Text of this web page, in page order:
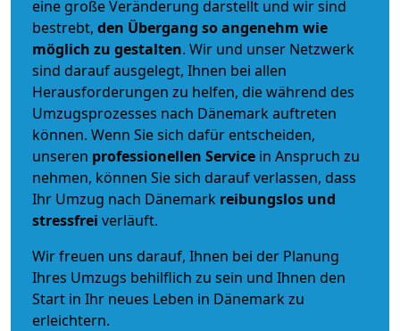
eine große Veränderung darstellt und wir sind
bestrebt, den Übergang so angenehm wie
möglich zu gestalten. Wir und unser Netzwerk
sind darauf ausgelegt, Ihnen bei allen
Herausforderungen zu helfen, die während des
Umzugsprozesses nach Dänemark auftreten
können. Wenn Sie sich dafür entscheiden,
unseren professionellen Service in Anspruch zu
nehmen, können Sie sich darauf verlassen, dass
Ihr Umzug nach Dänemark reibungslos und
stressfrei verläuft.
Wir freuen uns darauf, Ihnen bei der Planung
Ihres Umzugs behilflich zu sein und Ihnen den
Start in Ihr neues Leben in Dänemark zu
erleichtern.